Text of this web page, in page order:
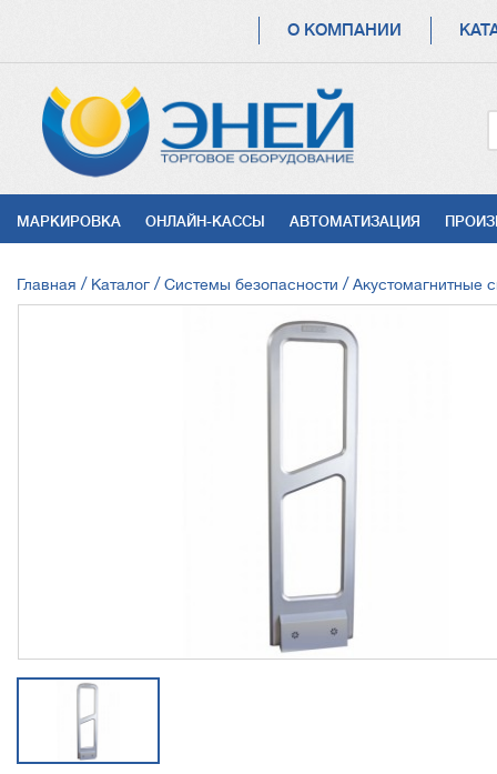
НАВИГАЦИЯ
О КОМПАНИИ
УСЛУГИ
МАРКИРОВКА ОНЛАЙН-КАССЫ АВТОМАТИЗАЦИЯ
СТРОКА
НАВИГАЦИИ
Главная Каталог Системы безопасности Акустомагнитные